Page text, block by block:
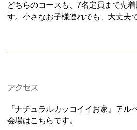
どちらのコースも、7名定員まで先
す。小さなお子様連れでも、大丈夫で
アクセス
『ナチュラルカッコイイお家』ア
会場はこちらです。